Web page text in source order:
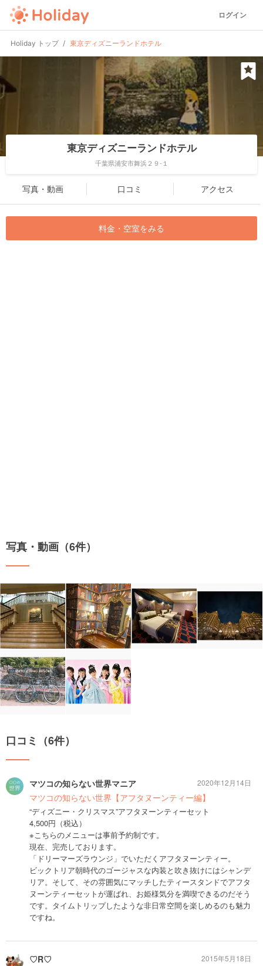
ログイン
Holiday トップ 東京ディズニーランドホテル
東京ディズニーランドホテル
千葉県浦安市舞浜２９-１
写真・動画 口コミ アクセス
料金・空室をみる
写真・動画（6件）
口コミ（6件）
マツコの知らない世界マニア
マツコの知らない世界【アフタヌーンティー編】
“ディズニー・クリスマス”アフタヌーンティーセット
4,500円（税込）
※こちらのメニューは事前予約制です。
現在、完売しております。
「ドリーマーズラウンジ」でいただくアフタヌーンティー。
ビックトリア朝時代のゴージャスな内装と吹き抜けにはシャンデ
リア。そして、その雰囲気にマッチしたティースタンドでアフタ
ヌーンティーセットが運ばれ、お姫様気分を満喫できるのだそう
です。タイムトリップしたような非日常空間を楽しめるのも魅力
ですね。
2020年12月14日
♡R♡
2015年5月18日